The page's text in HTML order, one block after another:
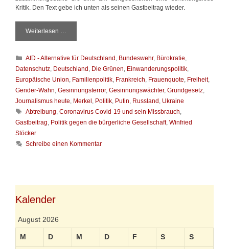
t
e
l
Kritik. Den Text gebe ich unten als seinen Gastbeitrag wieder.
Weiterlesen …
i
e
s
c
h
n
u
n
s
K
K
a
g
o
r
i
e
n
AfD - Alternative für Deutschland , Bundeswehr, Bürokratie,
Datenschutz, Deutschland , Die Grünen, Einwanderungspolitik,
Europäische Union, Familienpolitik, Frankreich, Frauenquote, Freiheit,
Gender-Wahn, Gesinnungsterror, Gesinnungswächter, Grundgesetz,
Journalismus heute, Merkel , Politik, Putin, Russland , Ukraine
S
c
h
a
r
e
Abtreibung,Coronavirus Covid-19 und sein Missbrauch,
Gastbeitrag, Politik gegen die bürgerliche Gesellschaft, Winfried
Stöcker
Schreibe einen Kommentar
Kalender
August 2026
M D M D F S S